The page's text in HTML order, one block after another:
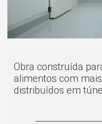
Obra construída
alimentos com
distribuídos em